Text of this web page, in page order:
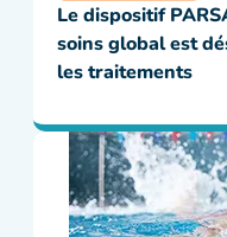
Le dispositif
soins global est
les traitements